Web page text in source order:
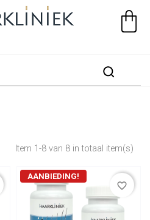
Item 1-8 van 8 in totaal item(s)
AANBIEDING!
favorite_border